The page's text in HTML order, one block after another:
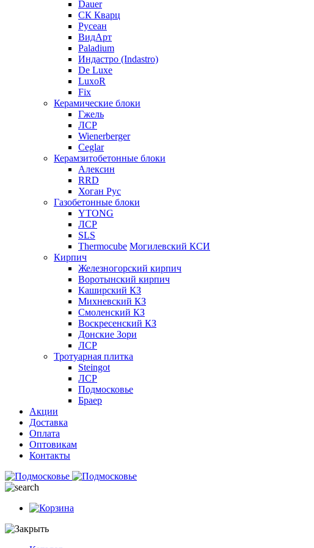
Dauer
СК Кварц
Русеан
ВидАрт
Paladium
Индастро (Indastro)
De Luxe
LuxoR
Fix
Керамические блоки
Гжель
ЛСР
Wienerberger
Ceglar
Керамзитобетонные блоки
Алексин
RRD
Хоган Рус
Газобетонные блоки
YTONG
ЛСР
SLS
Thermocube Могилевский КСИ
Кирпич
Железногорский кирпич
Воротынский кирпич
Каширский КЗ
Михневский КЗ
Смоленский КЗ
Воскресенский КЗ
Донские Зори
ЛСР
Тротуарная плитка
Steingot
ЛСР
Подмосковье
Браер
Акции
Доставка
Оплата
Оптовикам
Контакты